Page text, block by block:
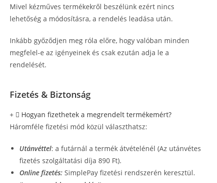
Mivel kézműves termékekről beszélünk ezért nincs
lehetőség a módosításra, a rendelés leadása után.
Inkább győződjen meg róla előre, hogy valóban minden
megfelel-e az igényeinek és csak ezután adja le a
rendelését.
Fizetés & Biztonság
Hogyan fizethetek a megrendelt termékemért?
Háromféle fizetési mód közül választhatsz:
Utánvéttel: a futárnál a termék átvételénél (Az utánvétes
fizetés szolgáltatási díja 890 Ft).
Online fizetés: SimplePay fizetési rendszerén keresztül.